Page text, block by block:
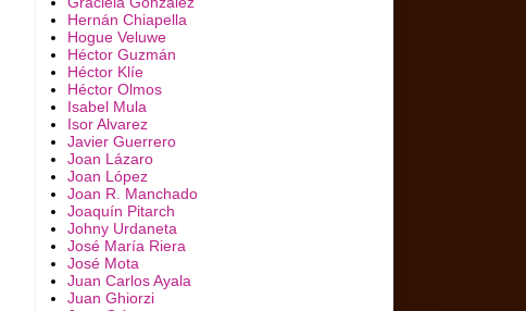
Hernán Chiapella
Hogue Veluwe
Héctor Guzmán
Héctor Klíe
Héctor Olmos
Isabel Mula
Isor Alvarez
Javier Guerrero
Joan Lázaro
Joan López
Joan R. Manchado
Joaquín Pitarch
Johny Urdaneta
José María Riera
José Mota
Juan Carlos Ayala
Juan Ghiorzi